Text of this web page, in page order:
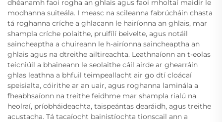
dhéanamh faoi rogha an ghlais agus faoi mholtaí maidir le
modhanna suiteála. I measc na scileanna fabrúcháin chasta
tá roghanna críche a ghlacann le hairíonna an ghlais, mar
shampla críche polaithe, pruifílí beivelte, agus notáil
saincheaptha a chuireann le h-airíonna saincheaptha an
ghlais agus na dtreithe ailtireachta. Leathnaíonn an t-eolas
teicniúil a bhaineann le seolaithe cáil airde ar ghearráin
ghlas leathna a bhfuil teimpeallacht air go dtí cloácaí
speisialta, cóirithe ar an uair, agus roghanna laminála a
fheabhsaíonn na treithe feidhme mar shampla rialú na
heolraí, príobháideachta, taispeántas dearáidh, agus treithe
acustacha. Tá tacaíocht bainistíochta tionscail ann a